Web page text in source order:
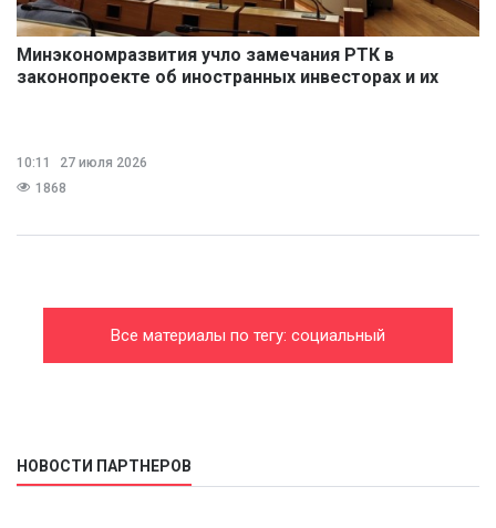
Минэкономразвития учло замечания РТК в
законопроекте об иностранных инвесторах и их
10:11
27 июля 2026
1868
Все материалы по тегу: социальный
НОВОСТИ ПАРТНЕРОВ